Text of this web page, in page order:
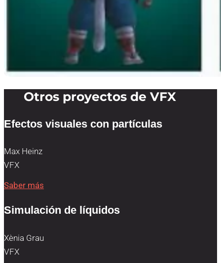
Otros proyectos de VFX
Efectos visuales con partículas
Max Heinz
VFX
Saber más
Simulación de líquidos
Xènia Grau
VFX